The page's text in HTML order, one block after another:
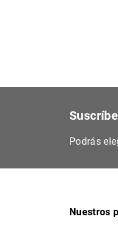
Podrás
Nuestros